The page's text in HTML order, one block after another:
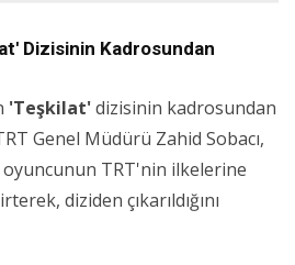
Dizisinin Kadrosundan
'Teşkilat'dizisinin kadrosundan
Genel Müdürü Zahid Sobacı,
TRT'nin ilkelerine
diziden çıkarıldığını